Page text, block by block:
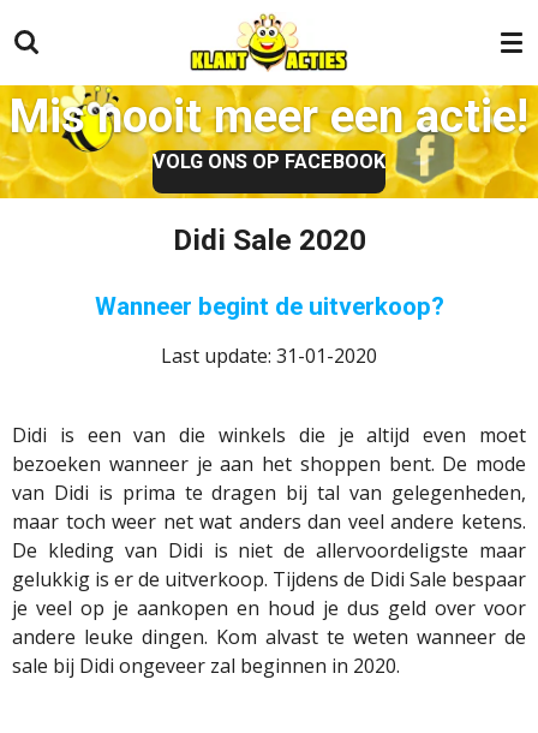
direct
naar
de
hoofdinhoud
Mis nooit meer een actie!
VOLG ONS OP FACEBOOK
Didi Sale 2020
Wanneer begint de uitverkoop?
Last update: 31-01-2020
Didi is een van die winkels die je altijd even moet
bezoeken wanneer je aan het shoppen bent. De mode
van Didi is prima te dragen bij tal van gelegenheden,
maar toch weer net wat anders dan veel andere ketens.
De kleding van Didi is niet de allervoordeligste maar
gelukkig is er de uitverkoop. Tijdens de Didi Sale bespaar
je veel op je aankopen en houd je dus geld over voor
andere leuke dingen. Kom alvast te weten wanneer de
sale bij Didi ongeveer zal beginnen in 2020.